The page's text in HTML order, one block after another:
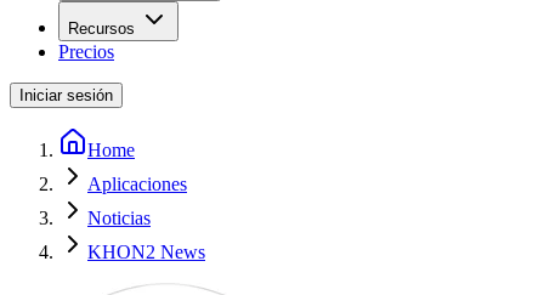
Recursos
Precios
Iniciar sesión
Home
Aplicaciones
Noticias
KHON2 News